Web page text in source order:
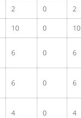
2 0 2
10 0 10
6 0 6
6 0 6
4 0 4